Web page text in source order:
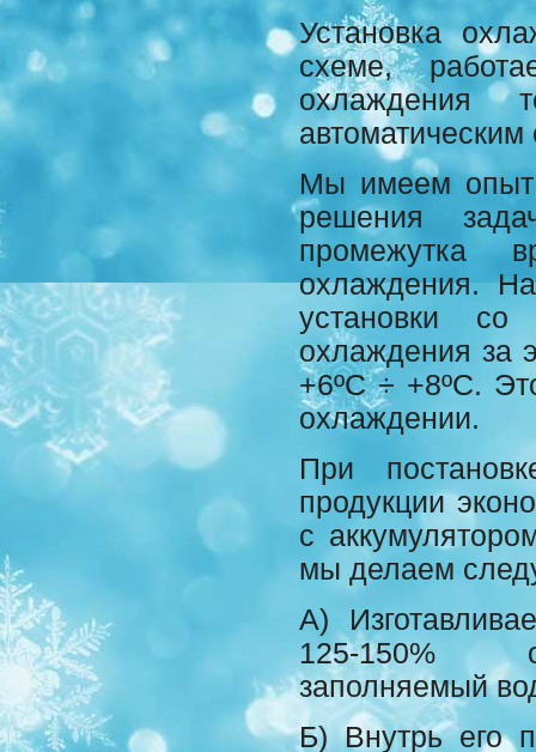
Установка
схеме,
охлаждения
Мы имеем опыт
решения
промежутка
охлаждения.
установки
охлаждения за
+6ºC ÷ +8ºС.
охлаждении.
При
продукции
с
мы делаем
А)
125-150%
заполняемый
Б) Внутрь его